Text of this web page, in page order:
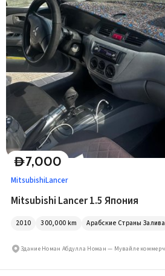
D7,000
MitsubishiLancer
Mitsubishi Lancer 1.5 Япония
2010 300,000 km Арабские Страны Залива